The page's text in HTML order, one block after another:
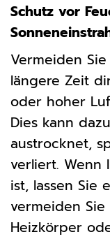
Schutz vor
Vermeiden
längere Zeit
oder hoher
Dies kann
austrocknet,
verliert. Wenn
ist, lassen Sie
vermeiden
Heizkörper